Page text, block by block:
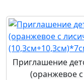
Приглашение
(оранжевое с